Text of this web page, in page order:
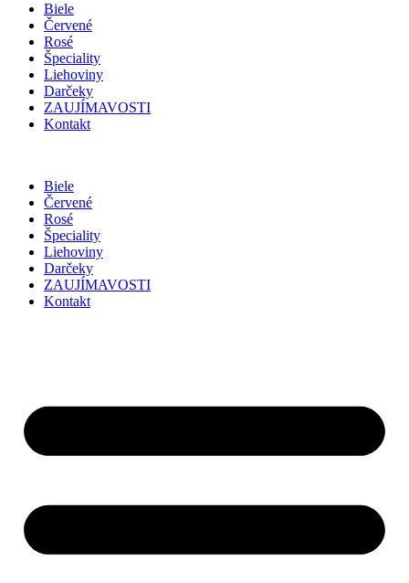
Biele
Červené
Rosé
Špeciality
Liehoviny
Darčeky
ZAUJÍMAVOSTI
Kontakt
Biele
Červené
Rosé
Špeciality
Liehoviny
Darčeky
ZAUJÍMAVOSTI
Kontakt